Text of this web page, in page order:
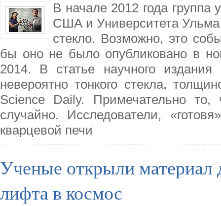
В начале 2012 года группа
США и Университета
стекло. Возможно, это
бы оно не было опубликовано в
2014. В статье научного издания
невероятно тонкого стекла,
Science Daily. Примечательно
случайно. Исследователи,
кварцевой печи
Ученые открыли материал
лифта в космос